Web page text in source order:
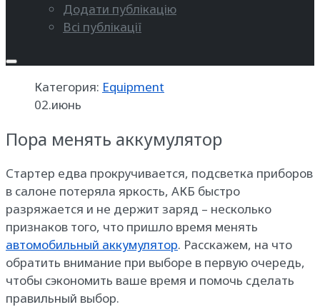
Додати публікацію
Всі публікації
Категория: Equipment
02.июнь
Пора менять аккумулятор
Стартер едва прокручивается, подсветка приборов
в салоне потеряла яркость, АКБ быстро
разряжается и не держит заряд – несколько
признаков того, что пришло время менять
автомобильный аккумулятор. Расскажем, на что
обратить внимание при выборе в первую очередь,
чтобы сэкономить ваше время и помочь сделать
правильный выбор.